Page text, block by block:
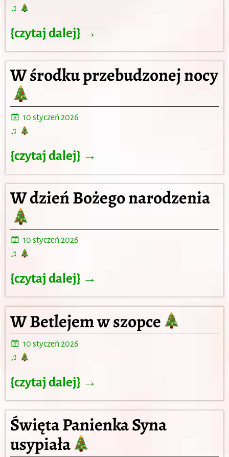
♫
{czytaj dalej} →
W środku przebudzonej nocy
10 styczeń 2026
♫
{czytaj dalej} →
W dzień Bożego narodzenia
10 styczeń 2026
♫
{czytaj dalej} →
W Betlejem w szopce
10 styczeń 2026
♫
{czytaj dalej} →
Święta Panienka Syna
usypiała